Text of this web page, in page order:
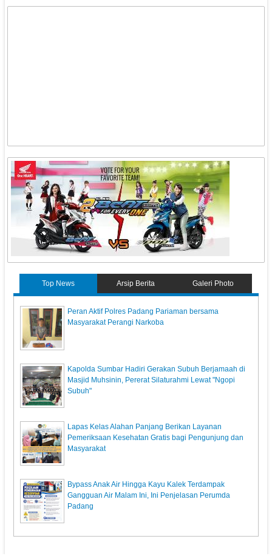
Top News Arsip Berita Galeri Photo
Peran Aktif Polres Padang Pariaman bersama
Masyarakat Perangi Narkoba
Kapolda Sumbar Hadiri Gerakan Subuh Berjamaah di
Masjid Muhsinin, Pererat Silaturahmi Lewat "Ngopi
Subuh"
Lapas Kelas Alahan Panjang Berikan Layanan
Pemeriksaan Kesehatan Gratis bagi Pengunjung dan
Masyarakat
Bypass Anak Air Hingga Kayu Kalek Terdampak
Gangguan Air Malam Ini, Ini Penjelasan Perumda
Padang